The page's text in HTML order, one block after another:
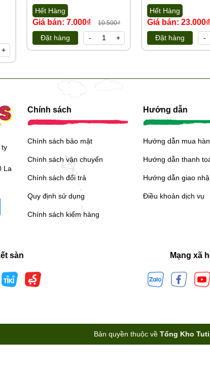
+
Hết Hàng
Giá bán: 7.000₫ 10.500₫
Đặt hàng - +
Hết Hàng
Giá bán: 23.000₫
Đặt hàng -
ty
La
Chính sách
Chính sách bảo mật
Chính sách vận chuyển
Chính sách đổi trả
Quy định sử dụng
Chính sách kiểm hàng
Hướng dẫn
Hướng dẫn mua
Hướng dẫn thanh
Hướng dẫn giao
Điều khoản dịch vụ
sàn Mạng xã
Bản quyền thuộc về Tổng Kho